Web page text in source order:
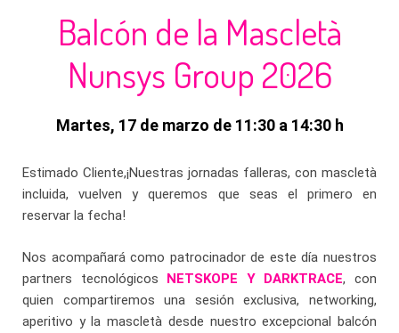
Balcón de la Mascletà
Nunsys Group 2026
Martes, 17 de marzo de 11:30 a 14:30 h
Estimado Cliente,¡Nuestras jornadas falleras, con mascletà
incluida, vuelven y queremos que seas el primero en
reservar la fecha!
Nos acompañará como patrocinador de este día nuestros
partners tecnológicos NETSKOPE Y DARKTRACE, con
quien compartiremos una sesión exclusiva, networking,
aperitivo y la mascletà desde nuestro excepcional balcón